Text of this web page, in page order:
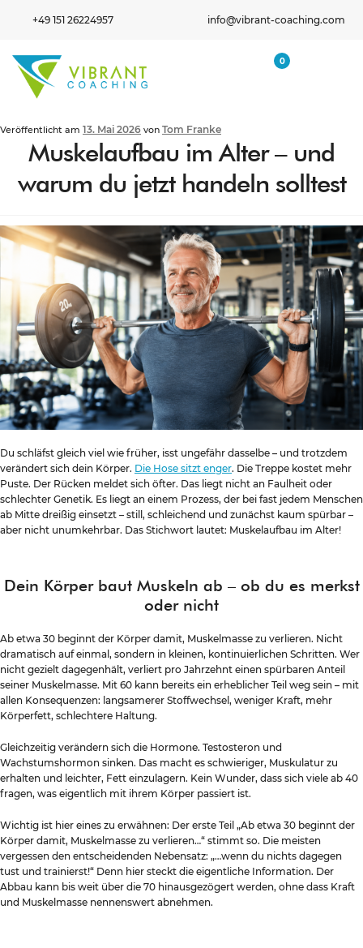
info@vibrant-coaching.com
+49 151 26224957
0
Veröffentlicht am 13. Mai 2026 von Tom Franke
Muskelaufbau im Alter – und
warum du jetzt handeln solltest
Du schläfst gleich viel wie früher, isst ungefähr dasselbe – und trotzdem
verändert sich dein Körper. Die Hose sitzt enger. Die Treppe kostet mehr
Puste. Der Rücken meldet sich öfter. Das liegt nicht an Faulheit oder
schlechter Genetik. Es liegt an einem Prozess, der bei fast jedem Menschen
ab Mitte dreißig einsetzt – still, schleichend und zunächst kaum spürbar –
aber nicht unumkehrbar. Das Stichwort lautet: Muskelaufbau im Alter!
Dein Körper baut Muskeln ab – ob du es merkst
oder nicht
Ab etwa 30 beginnt der Körper damit, Muskelmasse zu verlieren. Nicht
dramatisch auf einmal, sondern in kleinen, kontinuierlichen Schritten. Wer
nicht gezielt dagegenhält, verliert pro Jahrzehnt einen spürbaren Anteil
seiner Muskelmasse. Mit 60 kann bereits ein erheblicher Teil weg sein – mit
allen Konsequenzen: langsamerer Stoffwechsel, weniger Kraft, mehr
Körperfett, schlechtere Haltung.
Gleichzeitig verändern sich die Hormone. Testosteron und
Wachstumshormon sinken. Das macht es schwieriger, Muskulatur zu
erhalten und leichter, Fett einzulagern. Kein Wunder, dass sich viele ab 40
fragen, was eigentlich mit ihrem Körper passiert ist.
Wichtig ist hier eines zu erwähnen: Der erste Teil „Ab etwa 30 beginnt der
Körper damit, Muskelmasse zu verlieren…“ stimmt so. Die meisten
vergessen den entscheidenden Nebensatz: „…wenn du nichts dagegen
tust und trainierst!“ Denn hier steckt die eigentliche Information. Der
Abbau kann bis weit über die 70 hinausgezögert werden, ohne dass Kraft
und Muskelmasse nennenswert abnehmen.